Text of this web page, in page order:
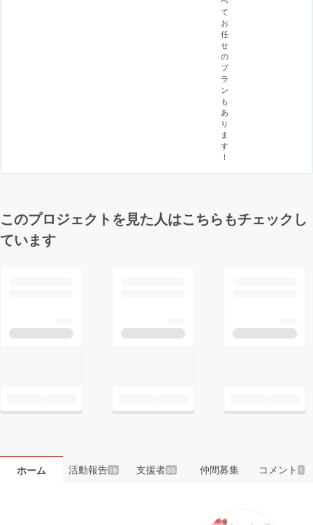
て
お
任
せ
の
プ
ラ
ン
も
あ
り
ま
す
！
このプロジェクトを見た人はこちらもチェックし
ています
ホーム 活動報告16 支援者85 仲間募集 コメント 1